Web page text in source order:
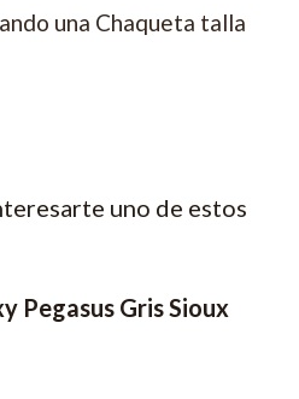
una Chaqueta talla
uno de estos
Pegasus Gris Sioux